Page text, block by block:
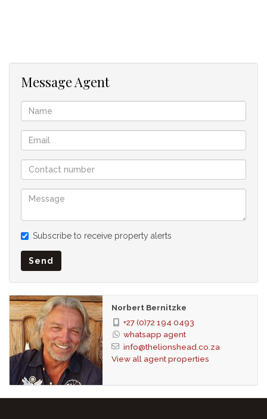
Wohnen Sie in einer Hälfte des Hauses und vermieten den
anderen Teil oder Sie haben genug Platz für Ihre Familie oder
Freunde.
Schlafzimmer: 4
Badezimmer: 4
Küche
Spülküche
Wohnzimmer: 2
Stellplätze: 2 abseits der Straße
Garten
Pool
Personalunterkunft
Interner Aufzug
In Zusammenarbeit mit SEEFF
Message Agent
Subscribe to receive property alerts
Send
Norbert Bernitzke
+27 (0)72 194 0493
whatsapp agent
info@thelionshead.co.za
View all agent properties